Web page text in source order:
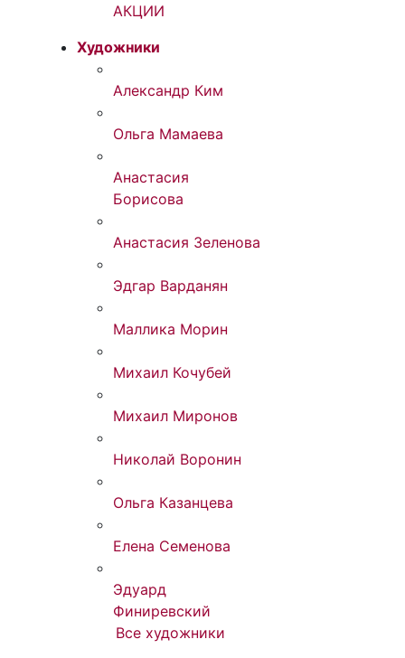
АКЦИИ
Художники
Александр Ким
Ольга Мамаева
Анастасия
Борисова
Анастасия Зеленова
Эдгар Варданян
Маллика Морин
Михаил Кочубей
Михаил Миронов
Николай Воронин
Ольга Казанцева
Елена Семенова
Эдуард
Финиревский
Все художники